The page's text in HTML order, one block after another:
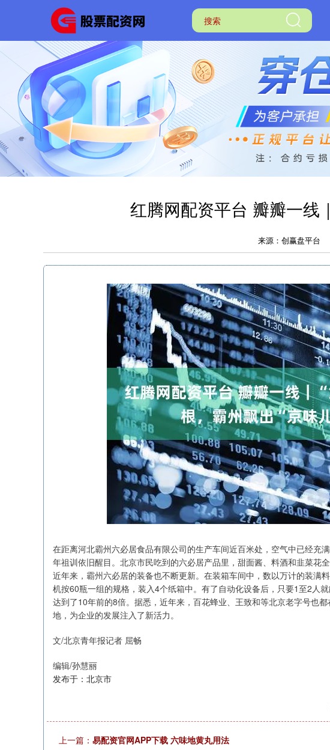
红腾网配资平台 瓣瓣一线
来源：创赢盘平台
在距离河北霸州六必居食品有限公司的生产车间近百米处，空气中已经充
年祖训依旧醒目。北京市民吃到的六必居产品里，甜面酱、料酒和韭菜花
近年来，霸州六必居的装备也不断更新。在装箱车间中，数以万计的装满
机按60瓶一组的规格，装入4个纸箱中。有了自动化设备后，只要1至2人
达到了10年前的8倍。据悉，近年来，百花蜂业、王致和等北京老字号也
地，为企业的发展注入了新活力。
文/北京青年报记者 屈畅
编辑/孙慧丽
发布于：北京市
上一篇： 易配资官网APP下载 六味地黄丸用法